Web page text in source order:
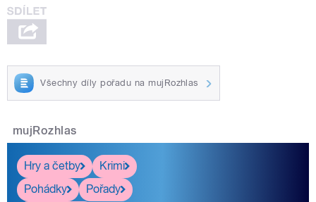
Všechny díly pořadu na mujRozhlas
mujRozhlas
Hry a četby
Krimi
Pohádky
Pořady